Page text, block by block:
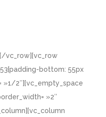
vc_row][vc_row
bottom: 55px
»1/2″][vc_empty_space
»2″